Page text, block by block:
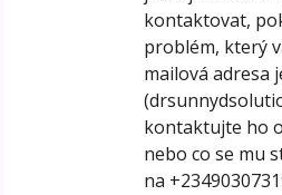
kontaktovat,
problém, který
mailová adresa
kontaktujte ho
nebo co se mu
na